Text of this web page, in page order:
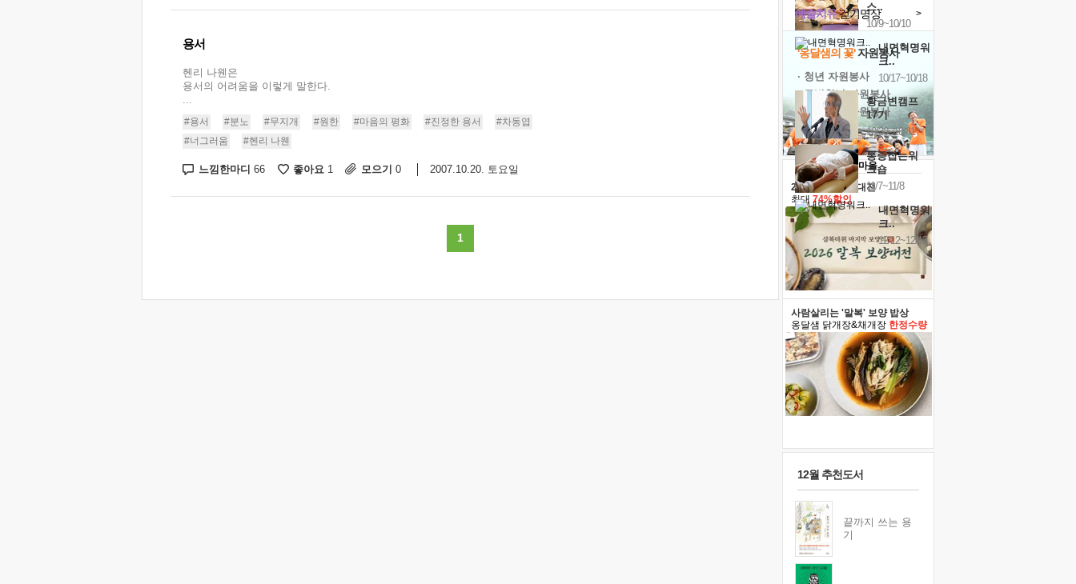
용서
헨리 나웬은
용서의 어려움을 이렇게 말한다.
#용서 #분노 #무지개 #원한 #마음의 평화 #진정한 용서
#차동엽
#너그러움
#헨리 나웬
느낌한마디 66 좋아요 1 모으기 0 2007.10.20. 토요일
1
스..
10/9~10/10
내면혁명워
크..
10/17~10/18
황금변캠프
17기
10/30~10/31
통증잡는워
크숍
11/7~11/8
내면혁명워
크..
12/12~12/13
예술치유걷기명상 >
'옹달샘의 꽃'자원봉사
· 청년 자원봉사
· 금빛청년 자원봉사
· 음식연구 자원봉사
2026 말복 보양대전
최대 74%할인
사람살리는 '말복' 보양 밥상
옹달샘 닭개장&채개장 한정수량
12월 추천도서
끝까지 쓰는 용
기